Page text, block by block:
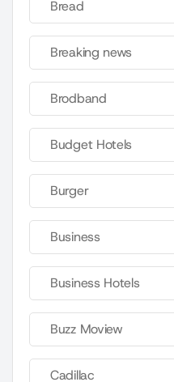
Bread
Breaking news
Brodband
Budget Hotels
Burger
Business
Business Hotels
Buzz Moview
Cadillac